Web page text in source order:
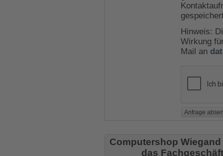
Hinweis:
Wirkung
Mail an
Computershop
das